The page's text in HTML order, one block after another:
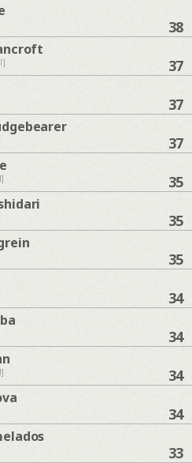
38
37
37
37
35
35
35
34
34
34
34
33